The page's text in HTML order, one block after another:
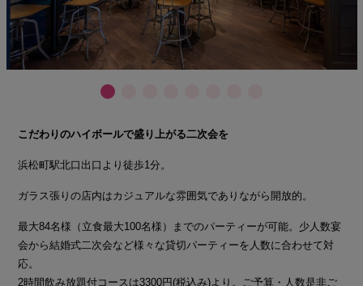
こだわりのハイボールで盛り上がる二次会を
浜松町駅北口出口より徒歩1分。
ガラス張りの店内はカジュアルな雰囲気でありながら開放的。
最大84名様（立食最大100名様）までのパーティーが可能。少人数宴
会から結婚式二次会など様々な貸切パーティーを人数に合わせて対
応。
2時間飲み放題付コースは3300円(税込み)より。ご予算・人数是非ご